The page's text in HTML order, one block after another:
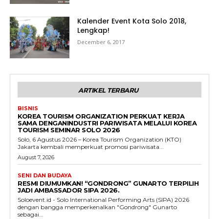
Kalender Event Kota Solo 2018,
Lengkap!
December 6, 2017
ARTIKEL TERBARU
BISNIS
KOREA TOURISM ORGANIZATION PERKUAT KERJA
SAMA DENGANINDUSTRI PARIWISATA MELALUI KOREA
TOURISM SEMINAR SOLO 2026
Solo, 6 Agustus 2026 – Korea Tourism Organization (KTO)
Jakarta kembali memperkuat promosi pariwisata...
August 7, 2026
SENI DAN BUDAYA
RESMI DIUMUMKAN! “GONDRONG” GUNARTO TERPILIH
JADI AMBASSADOR SIPA 2026.
Soloevent.id - Solo International Performing Arts (SIPA) 2026
dengan bangga memperkenalkan "Gondrong" Gunarto
sebagai...